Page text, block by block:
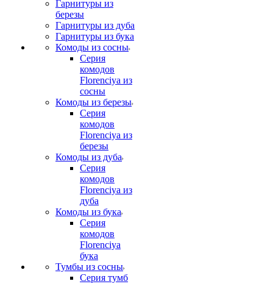
Гарнитуры из
березы
Гарнитуры из дуба
Гарнитуры из бука
Комоды из сосны
Серия
комодов
Florenciya из
сосны
Комоды из березы
Серия
комодов
Florenciya из
березы
Комоды из дуба
Серия
комодов
Florenciya из
дуба
Комоды из бука
Серия
комодов
Florenciya
бука
Тумбы из сосны
Серия тумб